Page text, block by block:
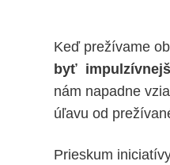
Keď prežívame
byť
nám napadne
úľavu od
Prieskum